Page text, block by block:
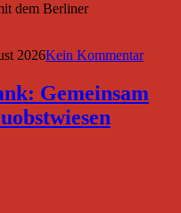
dem Berliner
2026Kein Kommentar
Gemeinsam